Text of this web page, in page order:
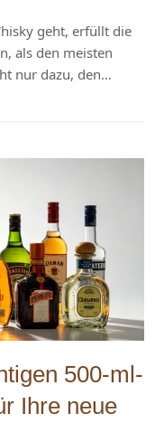
geht, erfüllt die
als den meisten
nur dazu, den…
500-ml-
Ihre neue